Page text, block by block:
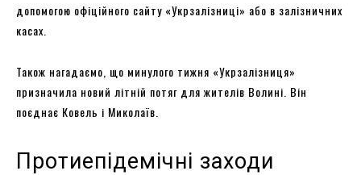
допомогою офіційного сайту «Укрзалізниці» або в залізничних
касах.
Також нагадаємо, що минулого тижня «Укрзалізниця»
призначила новий літній потяг для жителів Волині. Він
поєднає Ковель і Миколаїв.
Протиепідемічні заходи